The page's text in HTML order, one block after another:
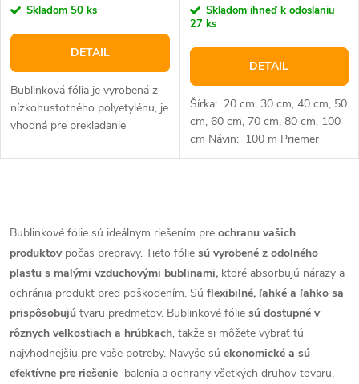
cena:Skladom 50 ks
DETAIL
Bublinková fólia je vyrobená z
nízkohustotného polyetylénu, je
vhodná pre prekladanie
fixáciu tovaru v prepravných
cena:Skladom ihneď k odoslaniu
27 ks
DETAIL
Šírka: 20 cm, 30 cm, 40 cm, 50
cm, 60 cm, 70 cm, 80 cm, 100
cm Návin: 100 m Priemer
bublinky: 1 cm Farba:
v
l
á
d
a
Bublinkové fólie sú ideálnym riešením pre ochranu vašich
produktov počas prepravy. Tieto fólie sú vyrobené z odolného
plastu s malými vzduchovými bublinami, ktoré absorbujú nárazy a
ochránia produkt pred poškodením. Sú flexibilné, ľahké a ľahko sa
prispôsobujú tvaru predmetov. Bublinkové fólie sú dostupné v
rôznych veľkostiach a hrúbkach, takže si môžete vybrať tú
najvhodnejšiu pre vaše potreby. Navyše sú ekonomické a sú
efektívne pre riešenie balenia a ochrany všetkých druhov tovaru.